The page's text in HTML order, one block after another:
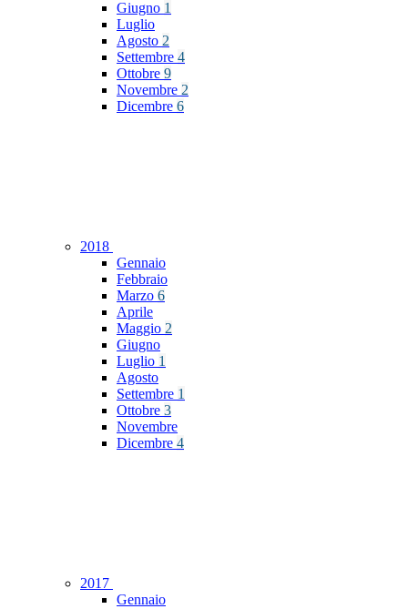
Giugno 1
Luglio
Agosto 2
Settembre 4
Ottobre 9
Novembre 2
Dicembre 6
2018
Gennaio
Febbraio
Marzo 6
Aprile
Maggio 2
Giugno
Luglio 1
Agosto
Settembre 1
Ottobre 3
Novembre
Dicembre 4
2017
Gennaio